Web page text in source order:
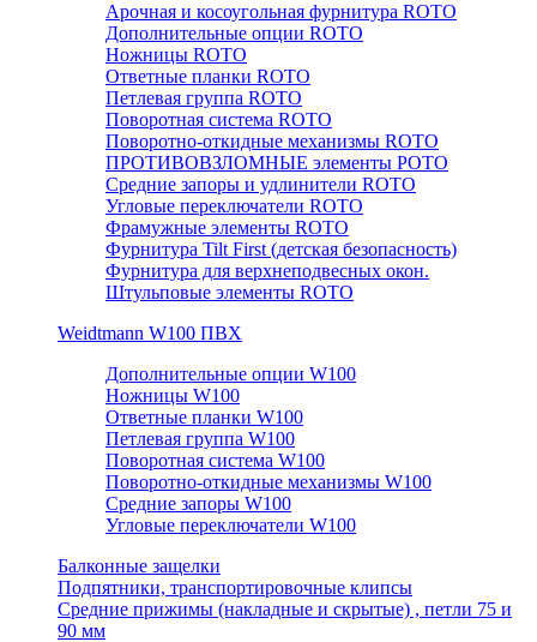
Арочная и косоугольная фурнитура ROTO
Дополнительные опции ROTO
Ножницы ROTO
Ответные планки ROTO
Петлевая группа ROTO
Поворотная система ROTO
Поворотно-откидные механизмы ROTO
ПРОТИВОВЗЛОМНЫЕ элементы РОТО
Средние запоры и удлинители ROTO
Угловые переключатели ROTO
Фрамужные элементы ROTO
Фурнитура Tilt First (детская безопасность)
Фурнитура для верхнеподвесных окон.
Штульповые элементы ROTO
Weidtmann W100 ПВХ
Дополнительные опции W100
Ножницы W100
Ответные планки W100
Петлевая группа W100
Поворотная система W100
Поворотно-откидные механизмы W100
Средние запоры W100
Угловые переключатели W100
Балконные защелки
Подпятники, транспортировочные клипсы
Средние прижимы (накладные и скрытые) , петли 75 и
90 мм